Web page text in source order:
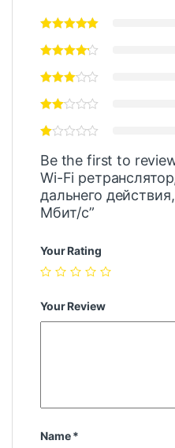
Be the first to
Wi-Fi
дальнего
Мбит/с”
Your Rating
Your Review
Name*